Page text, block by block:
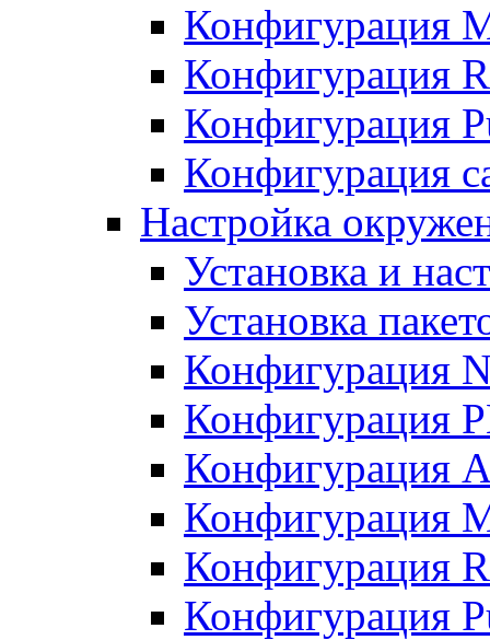
Конфигурация
Конфигурация
Конфигурация
Конфигурация
Настройка
Установка и
Установка
Конфигурация
Конфигурация
Конфигурация
Конфигурация
Конфигурация
Конфигурация